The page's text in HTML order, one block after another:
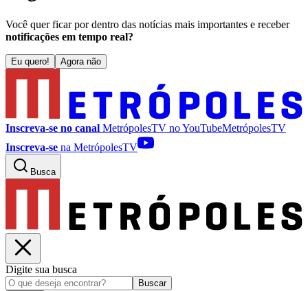
Você quer ficar por dentro das notícias mais importantes e receber
notificações em tempo real?
Eu quero! Agora não
Inscreva-se no canal MetrópolesTV noYouTubeMetrópolesTV
Inscreva-se na MetrópolesTV
Busca
Digite sua busca
Buscar